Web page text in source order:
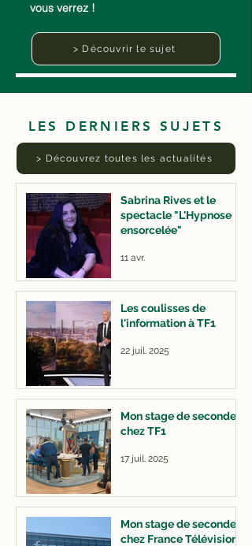
vous verrez !
> Découvrir le sujet
LES DERNIERS SUJETS
> Découvrez toutes les actualités
Sabrina Rives et le
spectacle "L'Hypnose
ensorcelée"
11 avr.
Les coulisses de
l'information à TF1
22 juil. 2025
Mon stage de seconde
chez TF1
17 juil. 2025
Mon stage de seconde
chez France Télévisions